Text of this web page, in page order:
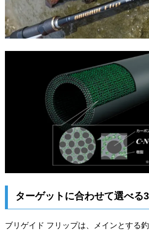
ターゲットに合わせて選べる
ブリゲイド フリップは、メインとする